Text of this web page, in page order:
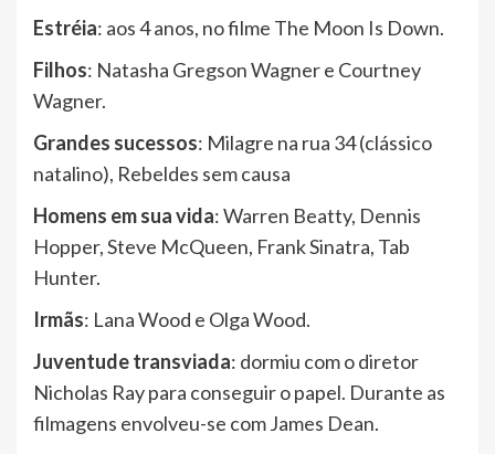
Estréia: aos 4 anos, no filme The Moon Is Down.
Filhos: Natasha Gregson Wagner e Courtney
Wagner.
Grandes sucessos: Milagre na rua 34 (clássico
natalino), Rebeldes sem causa
Homens em sua vida: Warren Beatty, Dennis
Hopper, Steve McQueen, Frank Sinatra, Tab
Hunter.
Irmãs: Lana Wood e Olga Wood.
Juventude transviada: dormiu com o diretor
Nicholas Ray para conseguir o papel. Durante as
filmagens envolveu-se com James Dean.